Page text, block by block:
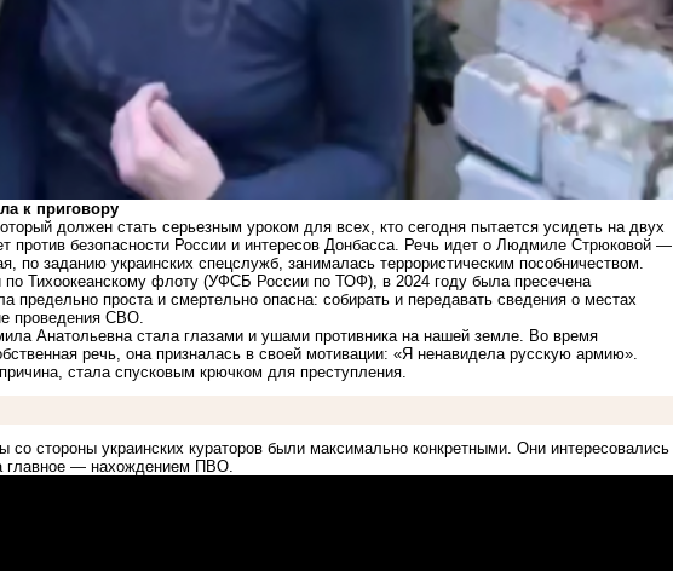
к приговору
должен стать серьезным уроком для всех, кто сегодня пытается усидеть на двух
против безопасности России и интересов Донбасса. Речь идет о Людмиле Стрюковой —
по заданию украинских спецслужб, занималась террористическим пособничеством.
Тихоокеанскому флоту (УФСБ России по ТОФ), в 2024 году была пресечена
предельно проста и смертельно опасна: собирать и передавать сведения о местах
проведения СВО.
Анатольевна стала глазами и ушами противника на нашей земле. Во время
речь, она призналась в своей мотивации: «Я ненавидела русскую армию».
стала спусковым крючком для преступления.
со стороны украинских кураторов были максимально конкретными. Они интересовались
главное — нахождением ПВО.